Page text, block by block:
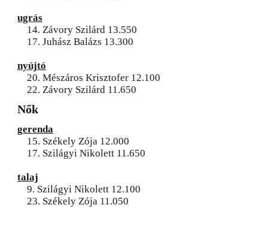
ugrás
14. Závory Szilárd 13.550
17. Juhász Balázs 13.300
nyújtó
20. Mészáros Krisztofer 12.100
22. Závory Szilárd 11.650
Nők
gerenda
15. Székely Zója 12.000
17. Szilágyi Nikolett 11.650
talaj
9. Szilágyi Nikolett 12.100
23. Székely Zója 11.050